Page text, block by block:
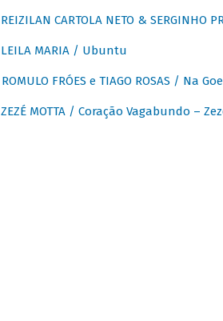
REIZILAN CARTOLA NETO & SERGINHO
LEILA MARIA / Ubuntu
ROMULO FRÓES e TIAGO ROSAS / Na
ZEZÉ MOTTA / Coração Vagabundo –